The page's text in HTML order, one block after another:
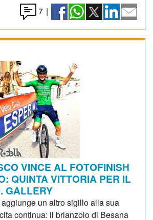
7 |
VINCE AL FOTOFINISH
QUINTA VITTORIA PER IL
GALLERY
un altro sigillo alla sua
continua: il brianzolo di Besana